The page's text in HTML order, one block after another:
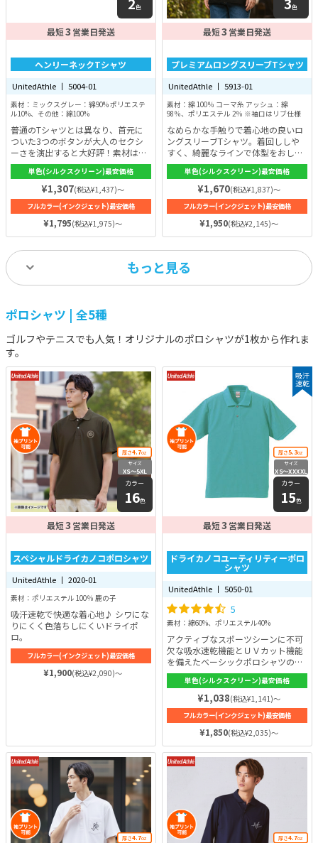
色
最短3 営業日発送
ヘンリーネックTシャツ
UnitedAthle 丨 5004-01
素材：ミックスグレー：綿90% ポリエステ
ル10%、その他：綿100%
普通のTシャツとは異なり、首元に
ついた3つのボタンが大人のセクシ
ーさを演出すると大好評！素材は綿
100%（一部カラーを除く）。吸水
性・通気性共に優れてるので夏も爽
やかに着こなせます。生地の厚みは
5.6oz。少し厚めですが、軽すぎず
重すぎずの程よさが魅力。ラフに着
こなせるにもかかわらず、シティ感
漂うデザイン。どのようなアイテム
単色(シルクスクリーン)最安価格
¥1,307(税込¥1,437)～
フルカラー(インクジェット)最安価格
¥1,795(税込¥1,975)～
色
最短3 営業日発送
プレミアムロングスリーブTシャツ
UnitedAthle 丨 5913-01
素材：綿 100％ コーマ糸 アッシュ：綿
98％、ポリエステル 2％ ※袖口はリブ仕様
なめらかな手触りで着心地の良いロ
ングスリーブTシャツ。着回ししや
すく、綺麗なラインで体型をおしゃ
れに見せてくれます。通気性や速乾
性に優れていて、一年を通して長く
着ることができます。洗濯にも強
く、耐久性に優れているため、どん
どん着こなしていただけます。
単色(シルクスクリーン)最安価格
¥1,670(税込¥1,837)～
フルカラー(インクジェット)最安価格
¥1,950(税込¥2,145)～
もっと見る
ポロシャツ | 全5種
ゴルフやテニスでも人気！オリジナルのポロシャツが1枚から作れま
す。
厚さ4.7oz
サイズ
XS〜5XL
カラー
16色
最短3 営業日発送
スペシャルドライカノコポロシャツ
UnitedAthle 丨 2020-01
素材：ポリエステル 100％ 鹿の子
吸汗速乾で快適な着心地♪ シワにな
りにくく色落ちしにくいドライポ
ロ。
フルカラー(インクジェット)最安価格
¥1,900(税込¥2,090)～
吸汗
速乾
厚さ5.3oz
サイズ
XS〜XXXXL
カラー
15色
最短3 営業日発送
ドライカノコユーティリティーポロ
シャツ
UnitedAthle 丨 5050-01
5
素材：綿60%、ポリエステル40%
アクティブなスポーツシーンに不可
欠な吸水速乾機能とＵＶカット機能
を備えたベーシックポロシャツの代
表格です。
単色(シルクスクリーン)最安価格
¥1,038(税込¥1,141)～
フルカラー(インクジェット)最安価格
¥1,850(税込¥2,035)～
厚さ4.7oz 厚さ4.7oz